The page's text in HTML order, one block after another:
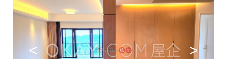
< >